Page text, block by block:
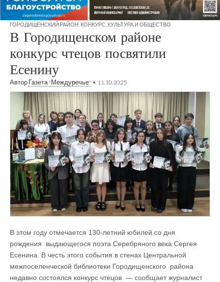
ГОРОДИЩЕНСКИЙ РАЙОН КОНКУРС КУЛЬТУРА И ОБЩЕСТВО
В Городищенском районе
конкурс чтецов посвятили
Есенину
Автор Газета "Междуречье" • 11.10.2025
В этом году отмечается 130-летний юбилей со дня
рождения выдающегося поэта Серебряного века Сергея
Есенина. В честь этого события в стенах Центральной
межпоселенческой библиотеки Городищенского района
недавно состоялся конкурс чтецов — сообщает журналист